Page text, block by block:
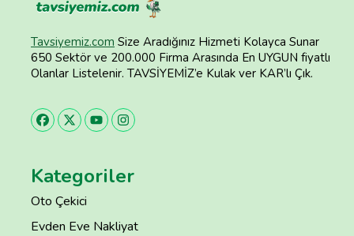
Tavsiyemiz.com Size Aradığınız Hizmeti Kolayca Sunar
650 Sektör ve 200.000 Firma Arasında En UYGUN fiyatlı
Olanlar Listelenir. TAVSİYEMİZ’e Kulak ver KAR’lı Çık.
Kategoriler
Oto Çekici
Evden Eve Nakliyat